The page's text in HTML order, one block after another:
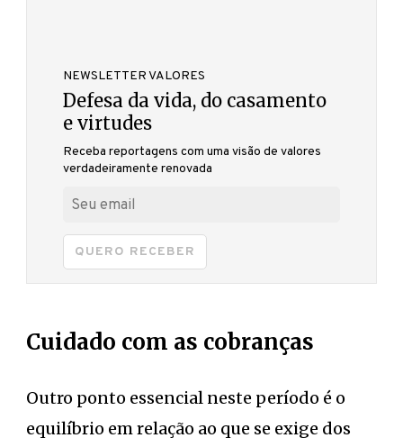
NEWSLETTER VALORES
Defesa da vida, do casamento
e virtudes
Receba reportagens com uma visão de valores
verdadeiramente renovada
QUERO RECEBER
Cuidado com as cobranças
Outro ponto essencial neste período é o
equilíbrio em relação ao que se exige dos